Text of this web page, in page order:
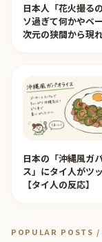
日本人「花火撮る
ソ過ぎて何かやベ
次元の狭間から現
日本の「沖縄風ガ
ス」にタイ人がツ
【タイ人の反応】
POPULAR POSTS /